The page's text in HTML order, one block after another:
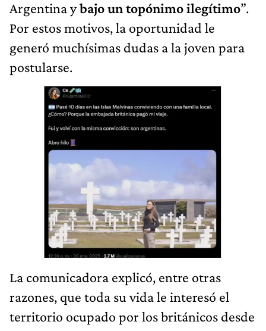
Argentina ybajo un topónimo ilegítimo”.
Por estos motivos, la oportunidad le
generó muchísimas dudas a la joven para
postularse.
La comunicadora explicó, entre otras
razones, que toda su vida le interesó el
territorio ocupado por los británicos desde